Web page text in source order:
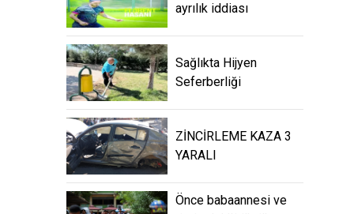
ayrılık iddiası
Sağlıkta Hijyen
Seferberliği
ZİNCİRLEME KAZA 3
YARALI
Önce babaannesi ve